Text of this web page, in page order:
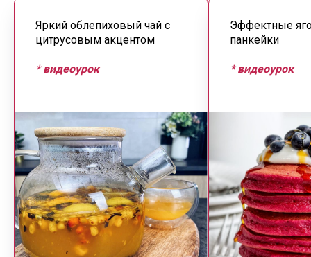
Яркий облепиховый чай с
цитрусовым акцентом
* видеоурок
Эффектные
панкейки
* видеоурок